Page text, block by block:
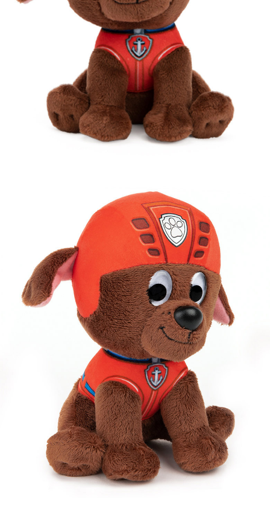
프 하세요!